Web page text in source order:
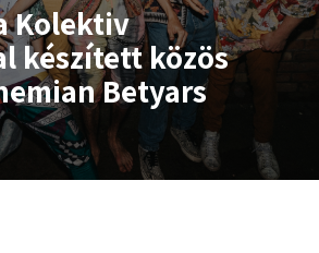
Kolektiv
készített közös
Betyars